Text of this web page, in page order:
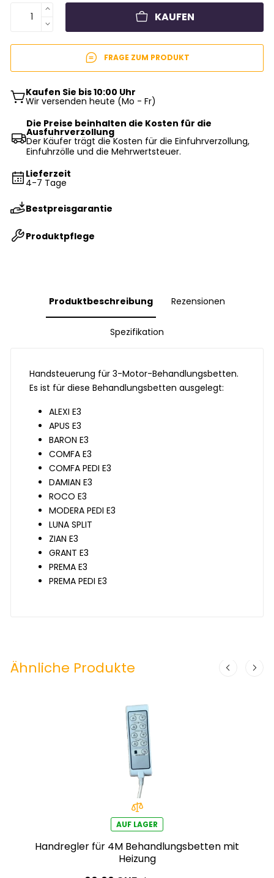
KAUFEN
FRAGE ZUM PRODUKT
Kaufen Sie bis 10:00 Uhr
Wir versenden heute (Mo - Fr)
Die Preise beinhalten die Kosten für die
Ausfuhrverzollung
Der Käufer trägt die Kosten für die Einfuhrverzollung,
Einfuhrzölle und die Mehrwertsteuer.
Lieferzeit
4-7 Tage
Bestpreisgarantie
Produktpflege
Produktbeschreibung Rezensionen
Spezifikation
Handsteuerung für 3-Motor-Behandlungsbetten.
Es ist für diese Behandlungsbetten ausgelegt:
ALEXI E3
APUS E3
BARON E3
COMFA E3
COMFA PEDI E3
DAMIAN E3
ROCO E3
MODERA PEDI E3
LUNA SPLIT
ZIAN E3
GRANT E3
PREMA E3
PREMA PEDI E3
Ähnliche Produkte
AUF LAGER
Handregler für 4M Behandlungsbetten mit
Heizung